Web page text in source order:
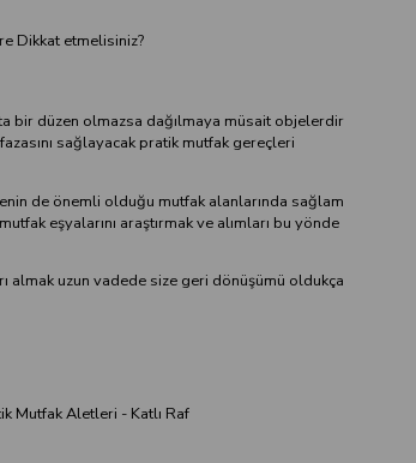
Dikkat etmelisiniz?
bir düzen olmazsa dağılmaya müsait objelerdir
sağlayacak pratik mutfak gereçleri
de önemli olduğu mutfak alanlarında sağlam
eşyalarını araştırmak ve alımları bu yönde
almak uzun vadede size geri dönüşümü oldukça
Mutfak Aletleri - Katlı Raf